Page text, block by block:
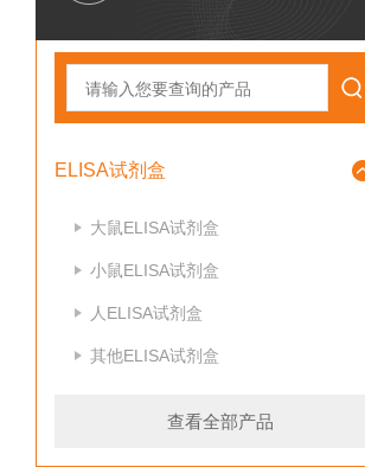
ELISA试剂盒
大鼠ELISA试剂盒
小鼠ELISA试剂盒
人ELISA试剂盒
其他ELISA试剂盒
查看全部产品